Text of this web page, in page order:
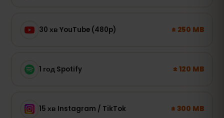
30 хв YouTube (480p) ± 250 MB
1 год Spotify ± 120 MB
15 хв Instagram / TikTok ± 300 MB